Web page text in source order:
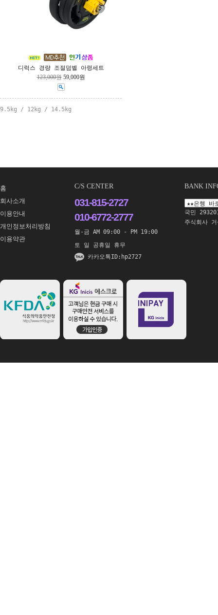
디럭스 경량 조절덤벨 아령세트
123,000원 59,000원
9.5kg / 12kg / 14.5kg
홈
회사소개
이용안내
개인정보처리방침
이용약관
C/S CENTER
031-815-2727
010-6772-2777
월-금 AM 09:00 - PM 19:00
토 일 공휴일 휴무
카카오톡ID:hp2727
BANK
국민
주식회사 거